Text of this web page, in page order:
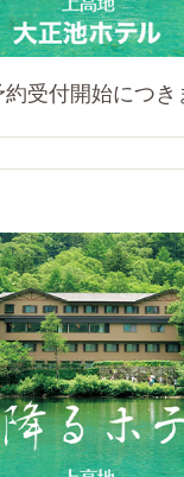
約受付開始につき